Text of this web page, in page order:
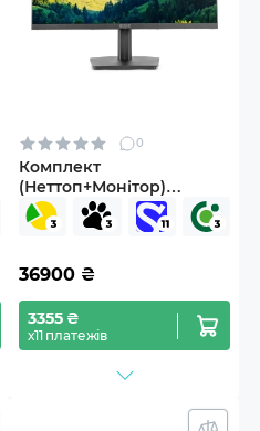
0
Комплект
(Неттоп+Монітор)
ARTLINE Business B12
(B12v33+V24F75-IPS)
36900 ₴
3355 ₴
х11 платежів